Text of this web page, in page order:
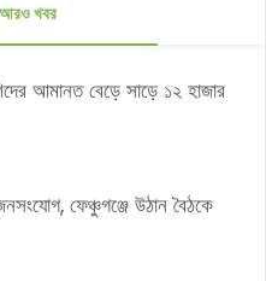
আরও খবর
আমানত বেড়ে সাড়ে ১২ হাজার
ফেঞ্চুগঞ্জে উঠান বৈঠকে